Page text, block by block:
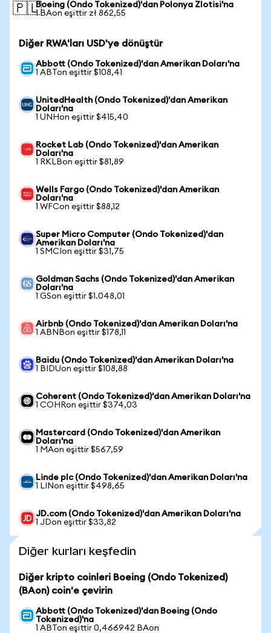
🇵🇱Boeing (Ondo Tokenized)'dan Polonya Zlotisi'na
1 BAon eşittir zł 862,55
Diğer RWA'ları USD'ye dönüştür
Abbott (Ondo Tokenized)'dan Amerikan Doları'na
1 ABTon eşittir $108,41
UnitedHealth (Ondo Tokenized)'dan Amerikan
Doları'na
1 UNHon eşittir $415,40
Rocket Lab (Ondo Tokenized)'dan Amerikan
Doları'na
1 RKLBon eşittir $81,89
Wells Fargo (Ondo Tokenized)'dan Amerikan
Doları'na
1 WFCon eşittir $88,12
Super Micro Computer (Ondo Tokenized)'dan
Amerikan Doları'na
1 SMCIon eşittir $31,75
Goldman Sachs (Ondo Tokenized)'dan Amerikan
Doları'na
1 GSon eşittir $1.048,01
Airbnb (Ondo Tokenized)'dan Amerikan Doları'na
1 ABNBon eşittir $178,11
Baidu (Ondo Tokenized)'dan Amerikan Doları'na
1 BIDUon eşittir $108,88
Coherent (Ondo Tokenized)'dan Amerikan Doları'na
1 COHRon eşittir $374,03
Mastercard (Ondo Tokenized)'dan Amerikan
Doları'na
1 MAon eşittir $567,59
Linde plc (Ondo Tokenized)'dan Amerikan Doları'na
1 LINon eşittir $498,65
JD.com (Ondo Tokenized)'dan Amerikan Doları'na
1 JDon eşittir $33,82
Diğer kurları keşfedin
Diğer kripto coinleri Boeing (Ondo Tokenized)
(BAon) coin'e çevirin
Abbott (Ondo Tokenized)'dan Boeing (Ondo
Tokenized)'na
1 ABTon eşittir 0,466942 BAon